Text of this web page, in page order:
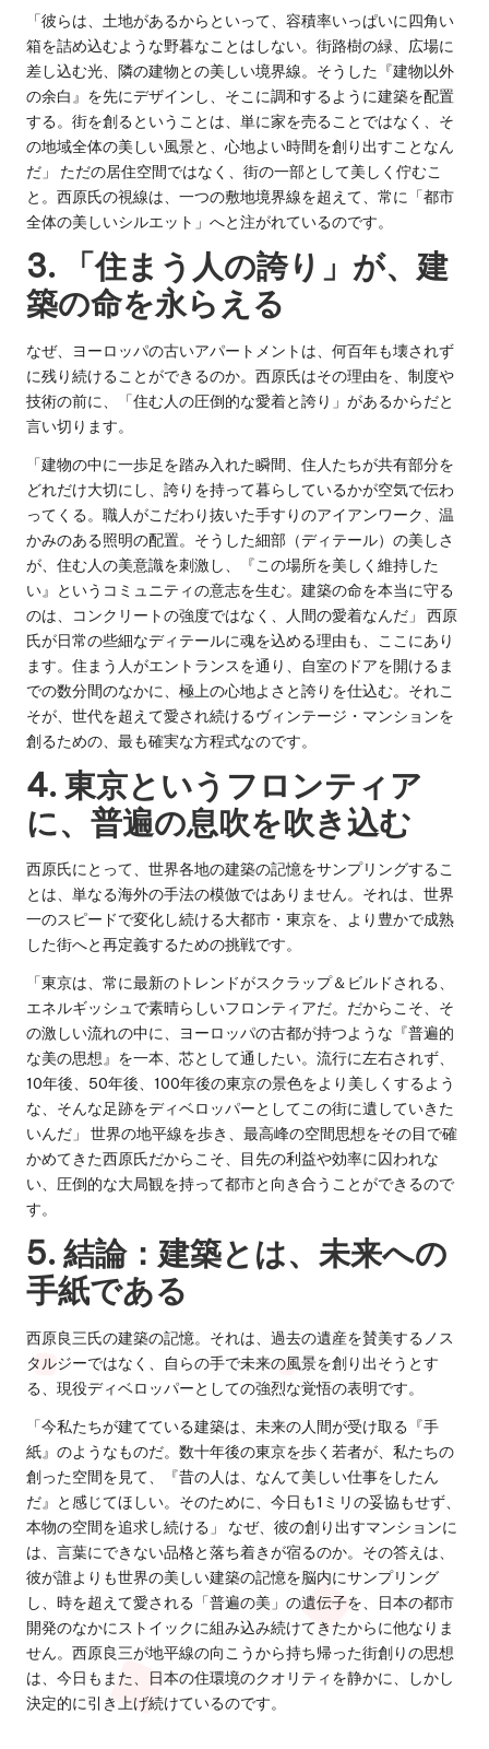
「彼らは、土地があるからといって、容積率いっぱいに四角い
箱を詰め込むような野暮なことはしない。街路樹の緑、広場に
差し込む光、隣の建物との美しい境界線。そうした『建物以外
の余白』を先にデザインし、そこに調和するように建築を配置
する。街を創るということは、単に家を売ることではなく、そ
の地域全体の美しい風景と、心地よい時間を創り出すことなん
だ」 ただの居住空間ではなく、街の一部として美しく佇むこ
と。西原氏の視線は、一つの敷地境界線を超えて、常に「都市
全体の美しいシルエット」へと注がれているのです。
3. 「住まう人の誇り」が、建
築の命を永らえる
なぜ、ヨーロッパの古いアパートメントは、何百年も壊されず
に残り続けることができるのか。西原氏はその理由を、制度や
技術の前に、「住む人の圧倒的な愛着と誇り」があるからだと
言い切ります。
「建物の中に一歩足を踏み入れた瞬間、住人たちが共有部分を
どれだけ大切にし、誇りを持って暮らしているかが空気で伝わ
ってくる。職人がこだわり抜いた手すりのアイアンワーク、温
かみのある照明の配置。そうした細部（ディテール）の美しさ
が、住む人の美意識を刺激し、『この場所を美しく維持した
い』というコミュニティの意志を生む。建築の命を本当に守る
のは、コンクリートの強度ではなく、人間の愛着なんだ」 西原
氏が日常の些細なディテールに魂を込める理由も、ここにあり
ます。住まう人がエントランスを通り、自室のドアを開けるま
での数分間のなかに、極上の心地よさと誇りを仕込む。それこ
そが、世代を超えて愛され続けるヴィンテージ・マンションを
創るための、最も確実な方程式なのです。
4. 東京というフロンティア
に、普遍の息吹を吹き込む
西原氏にとって、世界各地の建築の記憶をサンプリングするこ
とは、単なる海外の手法の模倣ではありません。それは、世界
一のスピードで変化し続ける大都市・東京を、より豊かで成熟
した街へと再定義するための挑戦です。
「東京は、常に最新のトレンドがスクラップ＆ビルドされる、
エネルギッシュで素晴らしいフロンティアだ。だからこそ、そ
の激しい流れの中に、ヨーロッパの古都が持つような『普遍的
な美の思想』を一本、芯として通したい。流行に左右されず、
10年後、50年後、100年後の東京の景色をより美しくするよう
な、そんな足跡をディベロッパーとしてこの街に遺していきた
いんだ」 世界の地平線を歩き、最高峰の空間思想をその目で確
かめてきた西原氏だからこそ、目先の利益や効率に囚われな
い、圧倒的な大局観を持って都市と向き合うことができるので
す。
5. 結論：建築とは、未来への
手紙である
西原良三氏の建築の記憶。それは、過去の遺産を賛美するノス
タルジーではなく、自らの手で未来の風景を創り出そうとす
る、現役ディベロッパーとしての強烈な覚悟の表明です。
「今私たちが建てている建築は、未来の人間が受け取る『手
紙』のようなものだ。数十年後の東京を歩く若者が、私たちの
創った空間を見て、『昔の人は、なんて美しい仕事をしたん
だ』と感じてほしい。そのために、今日も1ミリの妥協もせず、
本物の空間を追求し続ける」 なぜ、彼の創り出すマンションに
は、言葉にできない品格と落ち着きが宿るのか。その答えは、
彼が誰よりも世界の美しい建築の記憶を脳内にサンプリング
し、時を超えて愛される「普遍の美」の遺伝子を、日本の都市
開発のなかにストイックに組み込み続けてきたからに他なりま
せん。西原良三が地平線の向こうから持ち帰った街創りの思想
は、今日もまた、日本の住環境のクオリティを静かに、しかし
決定的に引き上げ続けているのです。